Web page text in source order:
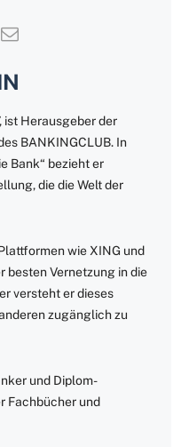
ist Herausgeber der
BANKINGCLUB. In
Bank“ bezieht er
die die Welt der
wie XING und
besten Vernetzung in die
versteht er dieses
zugänglich zu
und Diplom-
Fachbücher und